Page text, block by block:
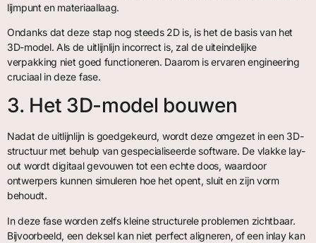
lijmpunt en materiaallaag.
Ondanks dat deze stap nog steeds 2D is, is het de basis van het
3D-model. Als de uitlijnlijn incorrect is, zal de uiteindelijke
verpakking niet goed functioneren. Daarom is ervaren engineering
cruciaal in deze fase.
3. Het 3D-model bouwen
Nadat de uitlijnlijn is goedgekeurd, wordt deze omgezet in een 3D-
structuur met behulp van gespecialiseerde software. De vlakke lay-
out wordt digitaal gevouwen tot een echte doos, waardoor
ontwerpers kunnen simuleren hoe het opent, sluit en zijn vorm
behoudt.
In deze fase worden zelfs kleine structurele problemen zichtbaar.
Bijvoorbeeld, een deksel kan niet perfect aligneren, of een inlay kan